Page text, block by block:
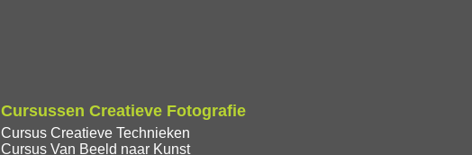
Cursussen Creatieve Fotografie
Cursus Creatieve Technieken
Cursus Van Beeld naar Kunst